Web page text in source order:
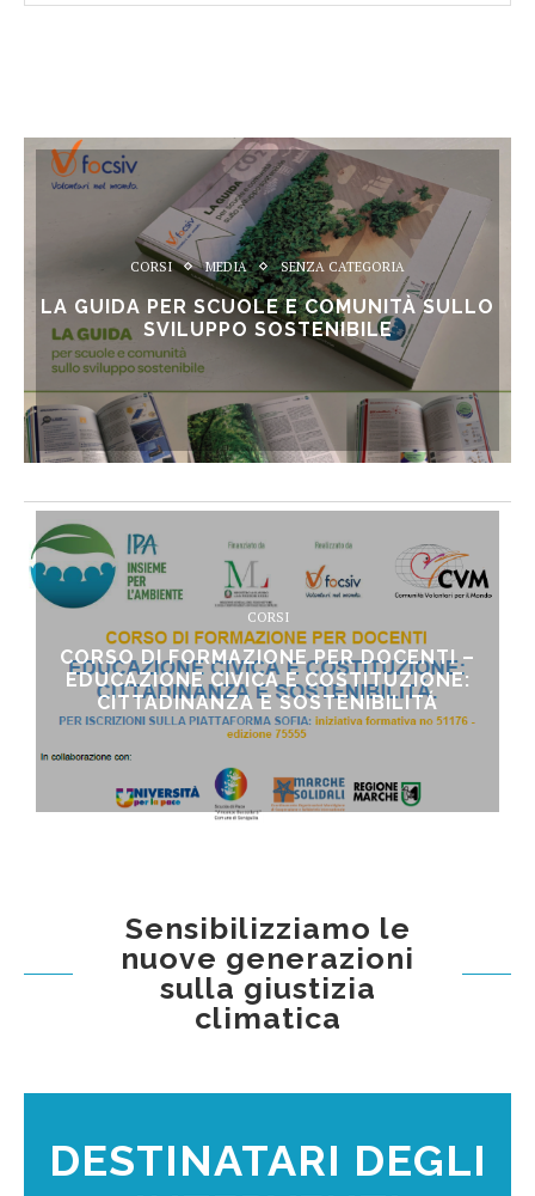
CORSI MEDIA SENZA CATEGORIA
LA GUIDA PER SCUOLE E COMUNITÀ SULLO
SVILUPPO SOSTENIBILE
CORSI
CORSO DI FORMAZIONE PER DOCENTI –
EDUCAZIONE CIVICA E COSTITUZIONE:
CITTADINANZA E SOSTENIBILITÁ
Sensibilizziamo le
nuove generazioni
sulla giustizia
climatica
DESTINATARI DEGLI